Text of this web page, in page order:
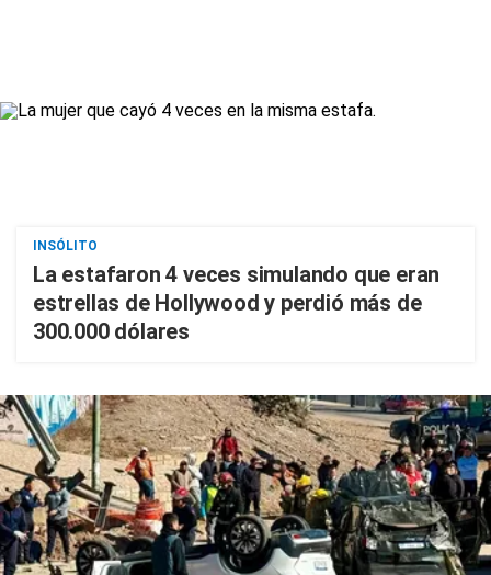
INSÓLITO
La estafaron 4 veces simulando que eran
estrellas de Hollywood y perdió más de
300.000 dólares